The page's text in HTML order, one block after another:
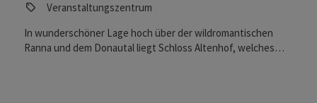
Veranstaltungszentrum
In wunderschöner Lage hoch über der wildromantischen
Ranna und dem Donautal liegt Schloss Altenhof, welches